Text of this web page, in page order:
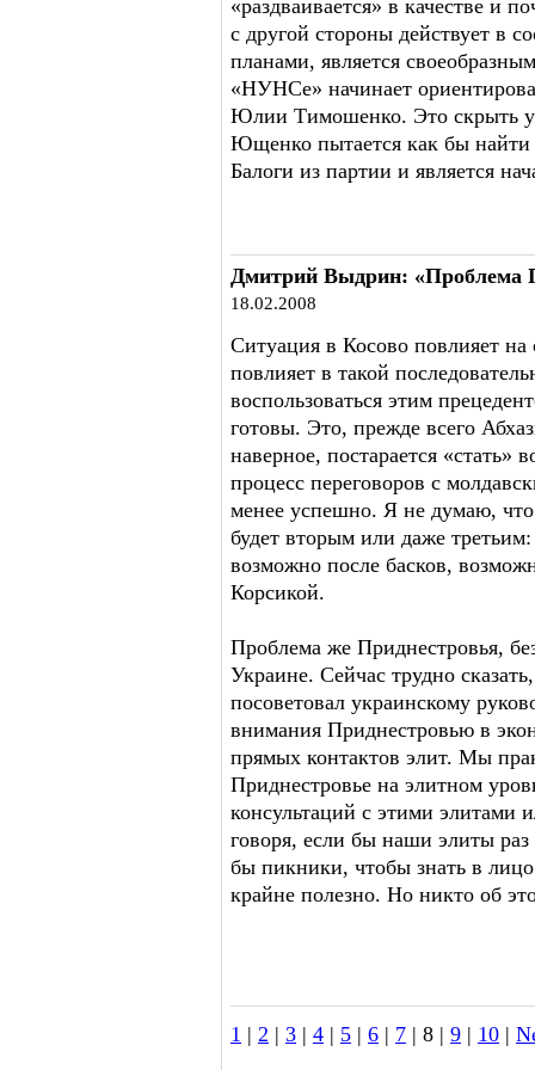
«раздваивается» в качестве и
с другой стороны действует в
планами, является
«НУНСе» начинает
Юлии Тимошенко. Это скрыть
Ющенко пытается как бы найти
Балоги из партии и является
Дмитрий Выдрин: «Проблема
18.02.2008
Ситуация в Косово повлияет
повлияет в такой
воспользоваться этим
готовы. Это, прежде всего
наверное, постарается «стать»
процесс переговоров с
менее успешно. Я не думаю, что
будет вторым или даже
возможно после басков,
Корсикой.
Проблема же Приднестровья,
Украине. Сейчас трудно
посоветовал украинскому
внимания Приднестровью в
прямых контактов элит. Мы
Приднестровье на элитном
консультаций с этими элитами
говоря, если бы наши элиты
бы пикники, чтобы знать в
крайне полезно. Но никто об
1 | 2 | 3 | 4 | 5 | 6 | 7 | 8 | 9 | 10 |